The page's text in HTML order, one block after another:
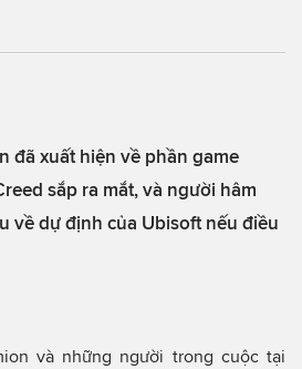
đã xuất hiện về phần game
sắp ra mắt, và người hâm
về dự định của Ubisoft nếu điều
và những người trong cuộc tại